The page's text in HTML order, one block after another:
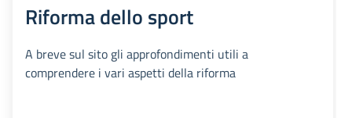
Riforma dello sport
A breve sul sito gli approfondimenti utili a
comprendere i vari aspetti della riforma